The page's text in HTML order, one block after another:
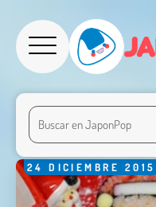
24 DICIEMBRE 2015